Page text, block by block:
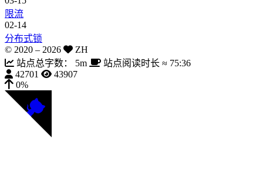
限流
02-14
分布式锁
© 2020 – 2026
ZH
站点总字数：
5m 站点阅读时长 ≈ 75:36
42701
43907
0%